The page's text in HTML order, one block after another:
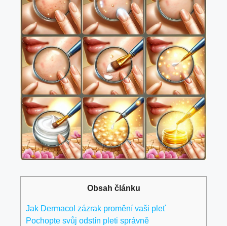
Obsah článku
Jak Dermacol zázrak promění vaši pleť
Pochopte svůj odstín pleti správně